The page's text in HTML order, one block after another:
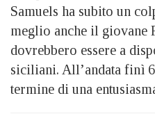
Samuels ha subito un
meglio anche il giovane
dovrebbero essere a
siciliani. All’andata finì
termine di una